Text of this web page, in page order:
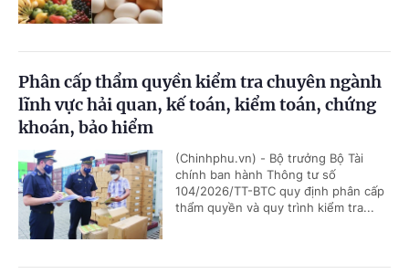
Phân cấp thẩm quyền kiểm tra chuyên ngành
lĩnh vực hải quan, kế toán, kiểm toán, chứng
khoán, bảo hiểm
(Chinhphu.vn) - Bộ trưởng Bộ Tài
chính ban hành Thông tư số
104/2026/TT-BTC quy định phân cấp
thẩm quyền và quy trình kiểm tra...